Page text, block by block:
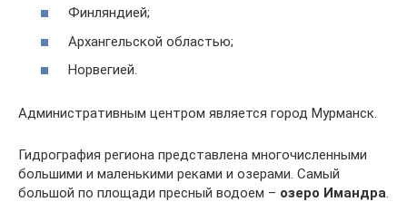
Финляндией;
Архангельской областью;
Норвегией.
Административным центром является город Мурманск.
Гидрография региона представлена многочисленными
большими и маленькими реками и озерами. Самый
большой по площади пресный водоем – озеро Имандра.